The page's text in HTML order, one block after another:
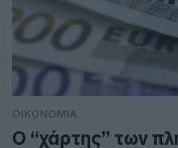
ΟΙΚΟΝΟΜΙΑ
Ο “χάρτης” των